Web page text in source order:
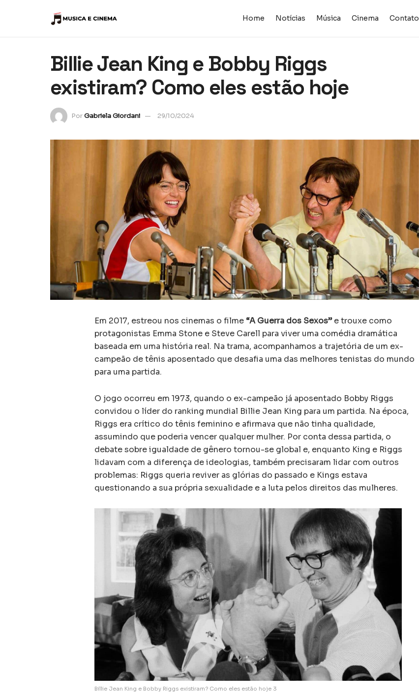
Home Notícias Música Cinema Contato
Billie Jean King e Bobby Riggs
existiram? Como eles estão hoje
PorGabriela Giordani 29/10/2024
Em 2017, estreou nos cinemas o filme “A Guerra dos Sexos”e trouxe como
protagonistas Emma Stone e Steve Carell para viver uma comédia dramática
baseada em uma história real. Na trama, acompanhamos a trajetória de um ex-
campeão de tênis aposentado que desafia uma das melhores tenistas do mundo
para uma partida.
O jogo ocorreu em 1973, quando o ex-campeão já aposentado Bobby Riggs
convidou o líder do ranking mundial Billie Jean King para um partida. Na época,
Riggs era crítico do tênis feminino e afirmava que não tinha qualidade,
assumindo que poderia vencer qualquer mulher. Por conta dessa partida, o
debate sobre igualdade de gênero tornou-se global e, enquanto King e Riggs
lidavam com a diferença de ideologias, também precisaram lidar com outros
problemas: Riggs queria reviver as glórias do passado e Kings estava
questionando a sua própria sexualidade e a luta pelos direitos das mulheres.
Billie Jean King e Bobby Riggs existiram? Como eles estão hoje 3